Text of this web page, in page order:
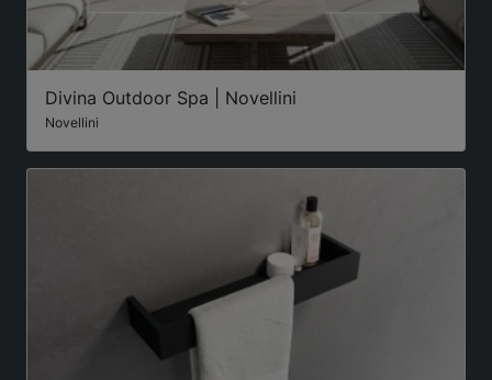
Divina Outdoor Spa | Novellini
Novellini